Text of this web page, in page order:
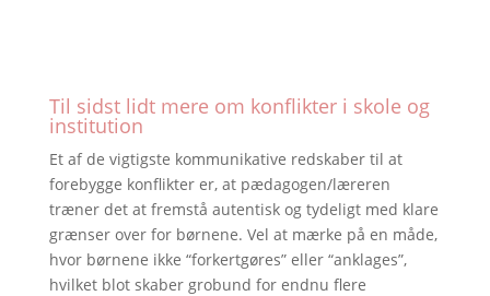
Til sidst lidt mere om konflikter i skole og
institution
Et af de vigtigste kommunikative redskaber til at
forebygge konflikter er, at pædagogen/læreren
træner det at fremstå autentisk og tydeligt med klare
grænser over for børnene. Vel at mærke på en måde,
hvor børnene ikke “forkertgøres” eller “anklages”,
hvilket blot skaber grobund for endnu flere